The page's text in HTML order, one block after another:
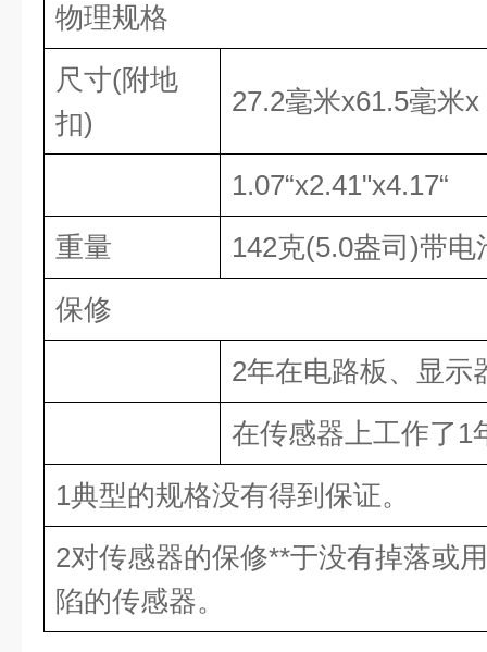
物理规格
尺寸(附地
扣)
27.2毫米x61.5毫米x
1.07“x2.41"x4.17“
重量
142克(5.0盎司 )带电
保修
2年在电路板、显示
在传感器上工作了 1
1典型的规格没有得到保证。
2对传感器的保修**于没有掉落或
陷的传感器。